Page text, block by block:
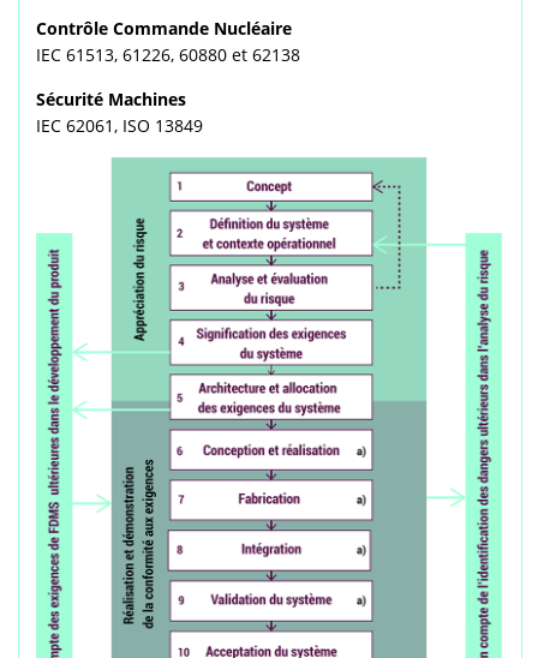
Contrôle Commande Nucléaire
IEC 61513, 61226, 60880 et 62138
Sécurité Machines
IEC 62061, ISO 13849